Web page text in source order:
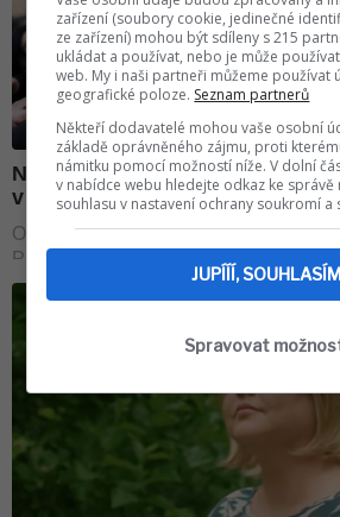
zařízení (soubory cookie, jedinečné
ze zařízení) mohou být sdíleny s 215
ukládat a používat, nebo je může
web. My i naši partneři můžeme používat
geografické poloze. Seznam partnerů
Někteří dodavatelé mohou vaše osobní
základě oprávněného zájmu, proti
námitku pomocí možností níže. V dolní
v nabídce webu hledejte odkaz ke
souhlasu v nastavení ochrany soukromí
JUPÍÍÍ, SOUHLASÍM
Spravovat